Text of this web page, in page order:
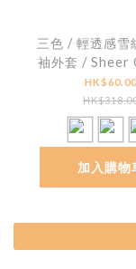
三色 / 輕透感雪
袖外套 /
Ruffle-Trim
Sleeve
HK$60.00
加入購物